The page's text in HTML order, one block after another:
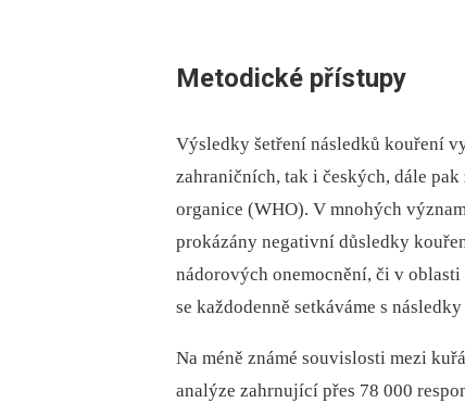
Metodické přístupy
Výsledky šetření následků kouření
zahraničních, tak i českých, dále
organice (WHO). V mnohých
prokázány negativní důsledky
nádorových onemocnění, či v
se každodenně setkáváme s
Na méně známé souvislosti mezi
analýze zahrnující přes 78 000